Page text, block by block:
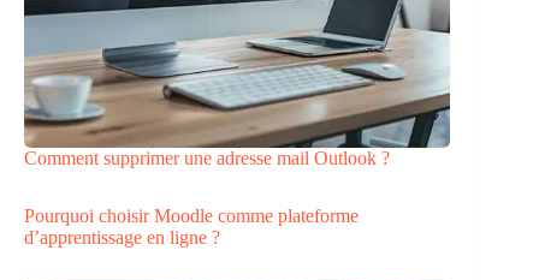
Comment supprimer une adresse mail Outlook ?
Pourquoi choisir Moodle comme plateforme
d’apprentissage en ligne ?